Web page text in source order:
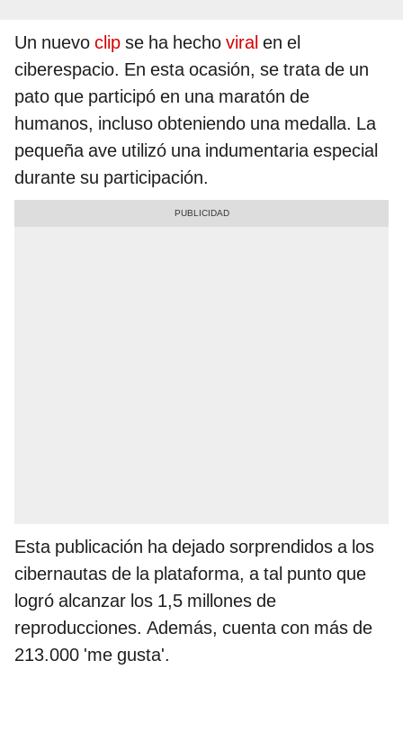
Un nuevo clip se ha hecho viral en el
ciberespacio. En esta ocasión, se trata de un
pato que participó en una maratón de
humanos, incluso obteniendo una medalla. La
pequeña ave utilizó una indumentaria especial
durante su participación.
Esta publicación ha dejado sorprendidos a los
cibernautas de la plataforma, a tal punto que
logró alcanzar los 1,5 millones de
reproducciones. Además, cuenta con más de
213.000 'me gusta'.